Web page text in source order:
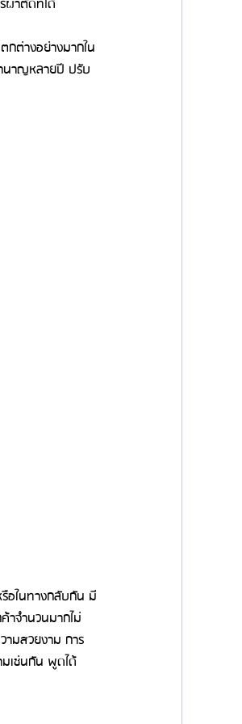
ผ่าตัดที่ได้
ต่างอย่างมากใน
นาญหลายปี ปรับ
รือในทางกลับกัน มี
าจำนวนมากไม่
ามสวยงาม การ
เช่นกัน พูดได้